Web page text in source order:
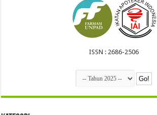
ISSN : 2686-2506